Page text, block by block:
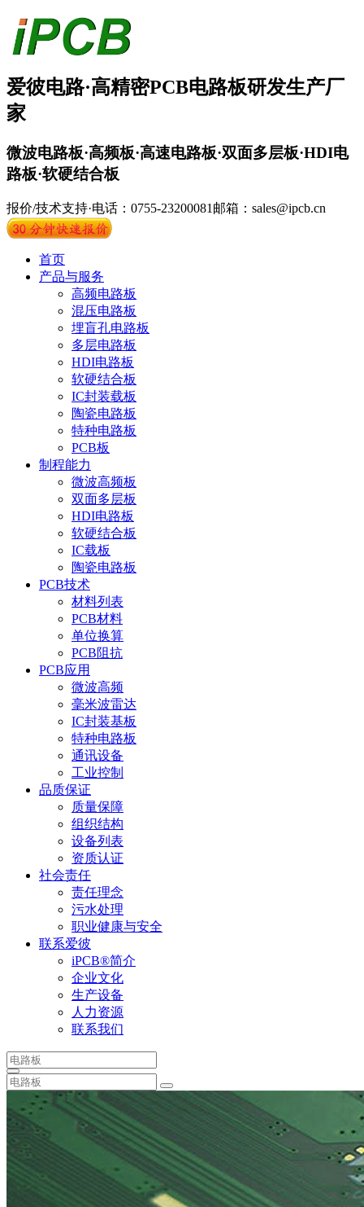
爱彼电路·高精密PCB电路板研发生产厂
家
微波电路板·高频板·高速电路板·双面多层板·HDI电
路板·软硬结合板
报价/技术支持·电话：0755-23200081 邮箱：sales@ipcb.cn
首页
产品与服务
高频电路板
混压电路板
埋盲孔电路板
多层电路板
HDI电路板
软硬结合板
IC封装载板
陶瓷电路板
特种电路板
PCB板
制程能力
微波高频板
双面多层板
HDI电路板
软硬结合板
IC载板
陶瓷电路板
PCB技术
材料列表
PCB材料
单位换算
PCB阻抗
PCB应用
微波高频
毫米波雷达
IC封装基板
特种电路板
通讯设备
工业控制
品质保证
质量保障
组织结构
设备列表
资质认证
社会责任
责任理念
污水处理
职业健康与安全
联系爱彼
iPCB®简介
企业文化
生产设备
人力资源
联系我们